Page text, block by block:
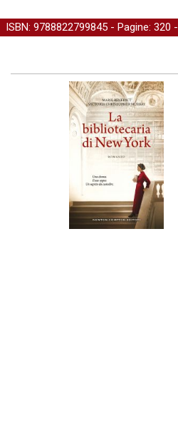
ISBN: 9788822799845 - Pagine: 320 -